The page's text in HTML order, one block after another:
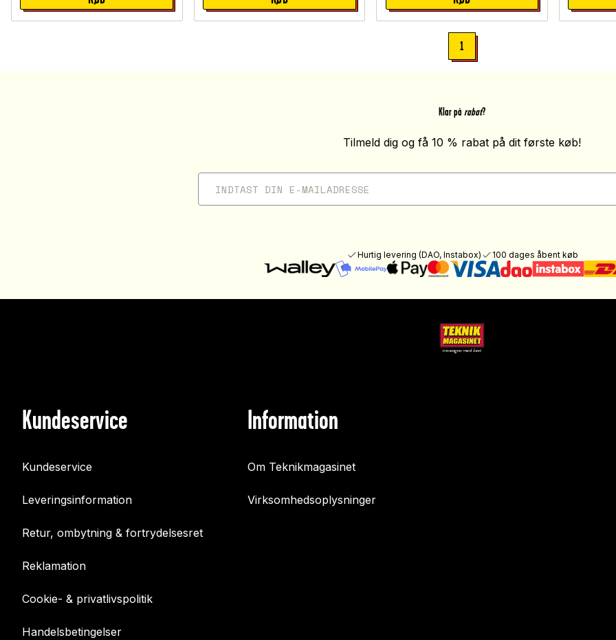
1
Klar på rabat?
Tilmeld dig og få 10 % rabat på dit første køb!
Hurtig levering (DAO, Instabox) 100 dages åbent køb
Kundeservice
Kundeservice
Leveringsinformation
Retur, ombytning & fortrydelsesret
Reklamation
Cookie- & privatlivspolitik
Handelsbetingelser
Information
Om Teknikmagasinet
Virksomhedsoplysninger